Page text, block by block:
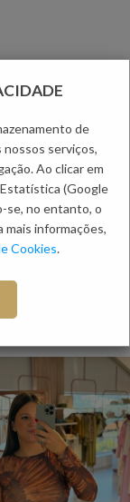
de
serviços,
Ao clicar em
(Google
se, no entanto, o
mais informações,
Cookies.